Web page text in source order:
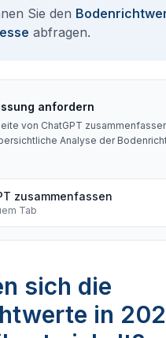
Sie den
abfragen.
anfordern
von ChatGPT
Analyse der
zusammenfassen
Tab
sich die
in